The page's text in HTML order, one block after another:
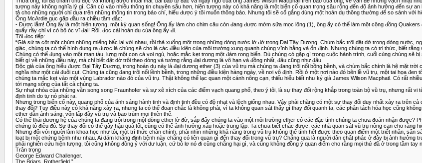
tượng này không nghĩa lý gì. Căn cứ vào nhiều thông tin chuyên sâu hơn, hiện tượng này có khả năng là một biến cố quan trọng sâu rộng đến độ ảnh hưởng đến sự
tả cho những người chỉ dựa trên những thông tin trong báo chí, hiểu được ý tôi muốn thông báo. Nhưng tôi sẽ cố gắng dùng một hoán dụ thông thường để so sánh với
Ông McArdle gục gặp đầu ra chiều tâm đắc:
- Được lắm! Ông ấy là một hiện tượng, một kỳ quan sống! Ông ấy làm cho chim câu còn đang được mớm sữa mọc lông (1), ông ấy có thể làm một cộng đồng
quấy rầy chỉ vì có bộ óc vĩ đại! Rồi, đọc cái hoán dụ của ông ấy đi.
Tôi đọc tiếp:
“Giả sử ta cột một chùm những miếng bấc lại với nhau, rồi thả xuống một trong những dòng nước lờ đờ trong Đại Tây Dương. Chùm bấc trôi dật dờ trong dòng nước,
giác, chúng ta có thể hình dung ra được là chúng sẽ cho là các điều kiện của môi trường xung quanh chúng vĩnh hằng và ổn định. Nhưng chúng ta có tri thức, biết rằng
Chúng có thể đụng vào một mạn tàu, lưng một con cá voi ngủ, hoặc mắc kẹt trong một đám rong biển. Dù chúng có gặp gì trong cuộc hành trình, cuối cùng chúng sẽ
biết gì về những điều này, mà chỉ biết dật dờ trôi theo dòng và tưởng rằng đại dương là vô hạn và đồng nhất, đâu cũng như đâu.
Độc giả của ông hiểu được Đại Tây Dương, trong hoán dụ này là đại dương ether (3) của vũ trụ mà chúng ta đang trôi nổi bồng bềnh, và chùm bấc chính là hệ mặt
nghĩa như một cái đuôi cụt. Chúng ta cũng đang trôi nổi lềnh bềnh, trong những điều kiện hàng ngày, về nơi vô định. Rồi ở một nơi nào đó bên lề vũ trụ, một tai họa
chúng ta mắc kẹt vào một vùng Labrador nào đó của vũ trụ. Thật không thể lạc quan một cánh nông cạn, thiếu hiểu biết như ký giả James Wilson Macphatl. Có rất
tới mạng sống của tất cả chúng ta.
Sự nhạt nhòa của những vằn song song Fraunhofer và sự xê xích của các điểm vạch quang phổ, theo ý tôi, là sự thay đổi rộng khắp trong toàn bộ vũ trụ, nhưng rất
định tinh do tự nó phát ra.
Nhưng trong biến cố này, quang phổ của ánh sáng hành tinh và định tinh đều có độ nhạt và lệch giống nhau. Vậy phải chăng có một sự thay đổi duy nhất xảy ra trên
thay đổi? Tuy điều này có khả năng xảy ra, nhưng ta có thể đoan chắc là không phải, vì ta không quan sát thấy gì thay đổi quanh ta, các phân tách hóa học cũng
ether dẫn ánh sáng, vốn lấp đầy vũ trụ và bao trùm mọi thiên thể.
Có thể thái dương hệ của chúng ta đang trôi trong một dòng ether lờ đờ, sắp đẩy chúng ta vào một môi trường ether có các đặc tính chúng ta chưa đoán nhận được?
chứng tỏ điều đó. Sự thay đổi có thể gây hậu quả tốt, cũng có thể ảnh hưởng xấu hoặc trung lập. Ta chưa biết chắc được, các nhà quan sát vũ trụ nông cạn cho rằng
Nhưng đối với người làm khoa học như tôi, một trí thức chân chính, phải nhìn những khả năng trong vũ trụ không thể tính hết được theo quan điểm một triết nhân, sấn
loạt bị một chứng bệnh như nhau. Ai dám khẳng định bệnh này chẳng có liên quan gì đến thay đổi trong vũ trụ? Chẳng qua là người dân chất phác ở đây bị ảnh
phải nghiên cứu hiện tượng, tôi cũng không đồng ý với dư luận, cứ bỏ lơ nó đi cũng chẳng hại gì, và cũng không đồng ý quan điểm cho rằng mọi thứ đã ở trong tầm tay
Trân trọng
George Edward Challenger.
The Briars, Rotherfield.”